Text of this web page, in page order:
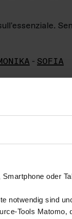
oder
notwendig sind
Tools Matomo,
- SOFIA
daDas ganze